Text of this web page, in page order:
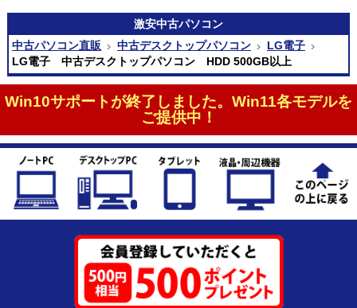
激安中古パソコン
中古パソコン直販
中古デスクトップパソコン
LG電子
LG電子 中古デスクトップパソコン HDD 500GB以上
Win10サポートが終了しました。Win11各モデルを
ご提供中！